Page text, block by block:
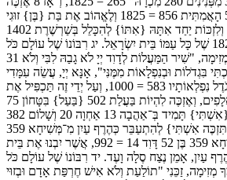
בְּאַהֲבַת 410 יִשְׂרָאֵל 541 הָאֲמִתִּית 856 = 1825 וְלֶאֱהוֹב אֶת בַּת {בֶּן} זוּגִי
בְּכָל נַפְשִׁי רוּחִי וְנִשְׁמָתִי, וְלִזְכּוֹת יַחַד אִתָּהּ {אִתּוֹ} לְהִכָּלֵל בְּשַׁרְשֶׁרֶת 1402
זָהָב 14 אַחַת 409 = 1825 שֶׁל כָּל עַמּוֹ בֵּית יִשְׂרָאֵל. יג רִבּוֹנוֹ שֶׁל עוֹלָם כֹּל
יָכוֹל אֲשֶׁר לֹא יִבָּצֵר מִמְּךָ מְזִימָה, "שִׁיר הַמַּעֲלוֹת לְדָוִד יְיָ לֹא גָבַהּ לִבִּי וְלֹא 31
140 וְלֹא הִלַּכְתִּי בִּגְדֹלוֹת וּבְנִפְלָאוֹת מִמֶּנִּי", אָנָּא יְיָ, עֲשֵׂה עִמָּדִי
חֶסֶד וֶאֱמֶת וִישׁוּעוֹת, כְּגֹדֶל נִפְלְאוֹתָיו 583 = 1000, וְעַל יְדֵי זֶה תַּכְפִּיל אֶת
בִּרְכוֹתַי בְּ־אֶלֶף 1000 אֲלָפִים, וְאֶזְכֶּה לִהְיוֹת בַּעֲלַת 502 {בַּעַל} בִּטָּחוֹן 75
בֶּאֱמֶת, וְלִהְיוֹת עִם בַּעֲלִי {אִשְׁתִּי} תָּמִיד בְּ־אַהֲבָה 13 אַחְוָה 20 וְשָׁלוֹם 382
= 992, וְעַל יְדֵי זֶה אֶזְכֶּה {תִּזְכֶּה אִשְׁתִּי} לְהִתְעַבֵּר כְּהֶרֶף עַיִן מִ־מְּשִׁיחָא 359
בֶּן 52 יוֹסֵף 156 וּ־מְשִׁיחָא 359 בֶּן 52 דָּוִד 14 = 992, אֲשֶׁר יִבְנוּ אֶת בֵּית
עַיִן, אָמֵן נֶצַח סֶלָה וָעֶד. יד רִבּוֹנוֹ שֶׁל עוֹלָם כֹּל
מְזִימָה, זַכֵּנִי "תוֹלַעַת וְלֹא אִישׁ חֶרְפַּת אָדָם וּבְזוּי